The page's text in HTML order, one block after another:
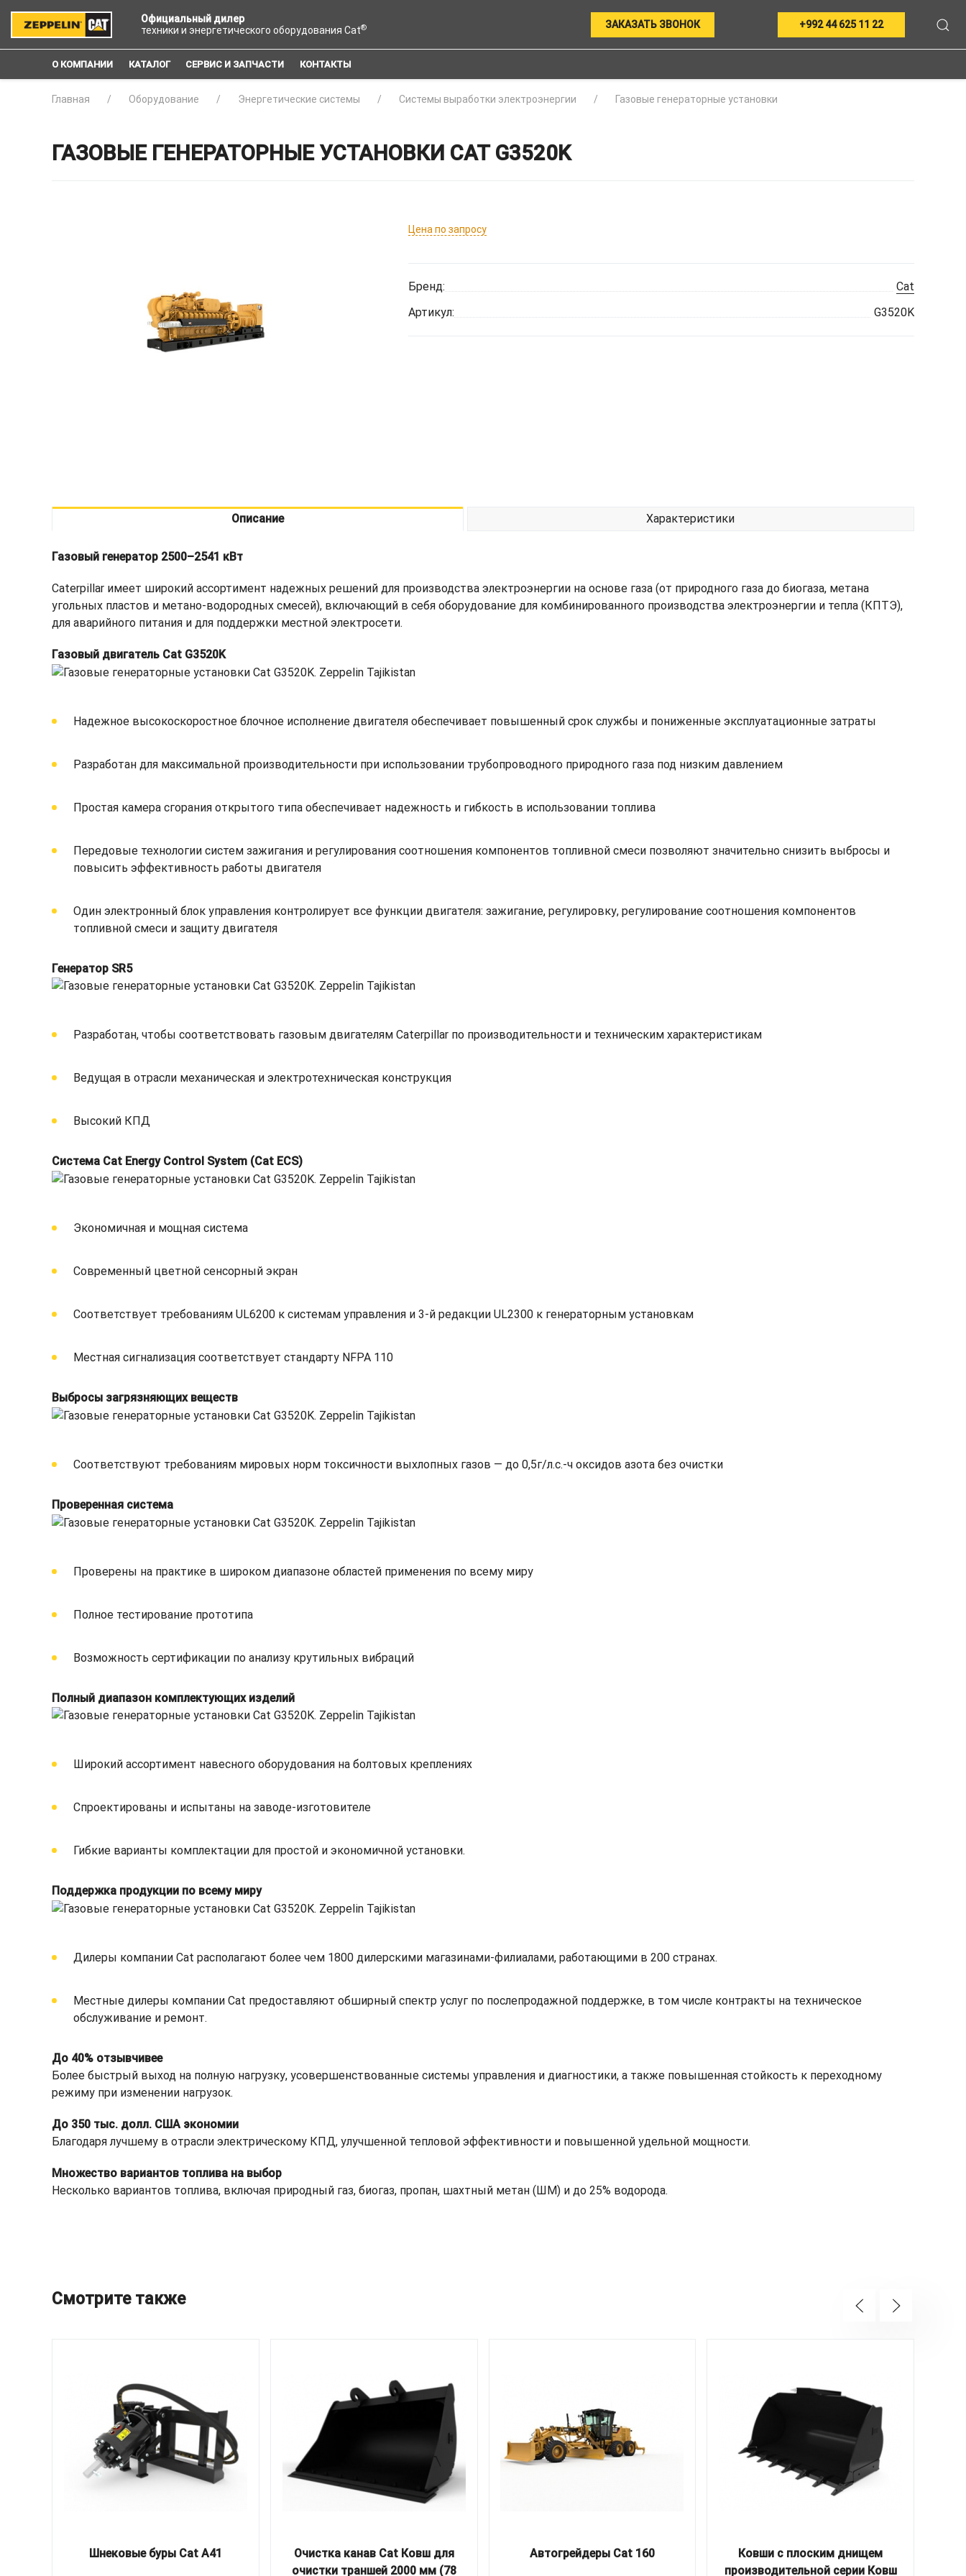
Официальный дилер
техники и энергетического оборудования Cat® ЗАКАЗАТЬ ЗВОНОК +992 44 625 11 22
О КОМПАНИИ КАТАЛОГ СЕРВИС И ЗАПЧАСТИ КОНТАКТЫ
Главная Оборудование Энергетические системы Системы выработки электроэнергии Газовые генераторные установки
ГАЗОВЫЕ ГЕНЕРАТОРНЫЕ УСТАНОВКИ CAT G3520K
Цена по запросу
Бренд:
Cat
Артикул:
G3520K
Описание Характеристики
Газовый генератор 2500–2541 кВт
Caterpillar имеет широкий ассортимент надежных решений для производства электроэнергии на основе газа (от природного газа до биогаза, метана
угольных пластов и метано-водородных смесей), включающий в себя оборудование для комбинированного производства электроэнергии и тепла (КПТЭ),
для аварийного питания и для поддержки местной электросети.
Газовый двигатель Cat G3520K
Надежное высокоскоростное блочное исполнение двигателя обеспечивает повышенный срок службы и пониженные эксплуатационные затраты
Разработан для максимальной производительности при использовании трубопроводного природного газа под низким давлением
Простая камера сгорания открытого типа обеспечивает надежность и гибкость в использовании топлива
Передовые технологии систем зажигания и регулирования соотношения компонентов топливной смеси позволяют значительно снизить выбросы и
повысить эффективность работы двигателя
Один электронный блок управления контролирует все функции двигателя: зажигание, регулировку, регулирование соотношения компонентов
топливной смеси и защиту двигателя
Генератор SR5
Разработан, чтобы соответствовать газовым двигателям Caterpillar по производительности и техническим характеристикам
Ведущая в отрасли механическая и электротехническая конструкция
Высокий КПД
Система Cat Energy Control System (Cat ECS)
Экономичная и мощная система
Современный цветной сенсорный экран
Соответствует требованиям UL6200 к системам управления и 3-й редакции UL2300 к генераторным установкам
Местная сигнализация соответствует стандарту NFPA 110
Выбросы загрязняющих веществ
Соответствуют требованиям мировых норм токсичности выхлопных газов — до 0,5г/л.с.-ч оксидов азота без очистки
Проверенная система
Проверены на практике в широком диапазоне областей применения по всему миру
Полное тестирование прототипа
Возможность сертификации по анализу крутильных вибраций
Полный диапазон комплектующих изделий
Широкий ассортимент навесного оборудования на болтовых креплениях
Спроектированы и испытаны на заводе-изготовителе
Гибкие варианты комплектации для простой и экономичной установки.
Поддержка продукции по всему миру
Дилеры компании Cat располагают более чем 1800 дилерскими магазинами-филиалами, работающими в 200 странах.
Местные дилеры компании Cat предоставляют обширный спектр услуг по послепродажной поддержке, в том числе контракты на техническое
обслуживание и ремонт.
До 40% отзывчивее
Более быстрый выход на полную нагрузку, усовершенствованные системы управления и диагностики, а также повышенная стойкость к переходному
режиму при изменении нагрузок.
До 350 тыс. долл. США экономии
Благодаря лучшему в отрасли электрическому КПД, улучшенной тепловой эффективности и повышенной удельной мощности.
Множество вариантов топлива на выбор
Несколько вариантов топлива, включая природный газ, биогаз, пропан, шахтный метан (ШМ) и до 25% водорода.
Смотрите также
Шнековые буры Cat A41
Очистка канав Cat Ковш для
очистки траншей 2000 мм (78
Автогрейдеры Cat 160
Ковши с плоским днищем
производительной серии Ковш